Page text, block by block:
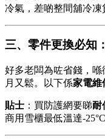
冷氣，差啲整間舖冷凍
三、零件更換必知
好多老闆為咗省錢，
月又鬆。以下係家電維
貼士 ：買防護網要睇耐
商用雪櫃最低溫達-